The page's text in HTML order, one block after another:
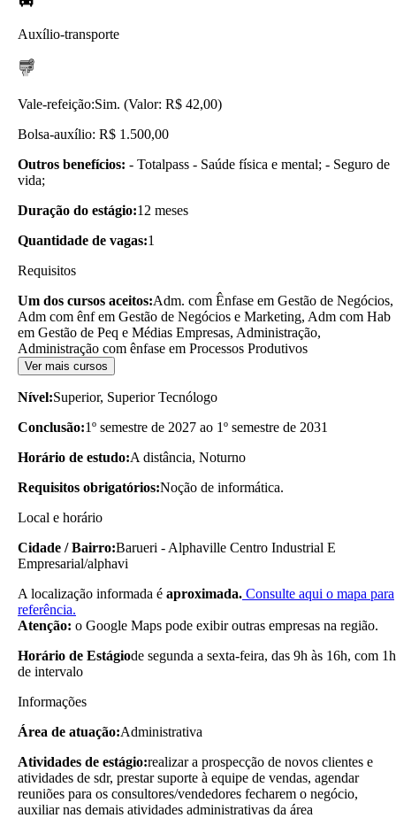
Auxílio-transporte
Vale-refeição:Sim. (Valor: R$ 42,00)
Bolsa-auxílio: R$ 1.500,00
Outros benefícios: - Totalpass - Saúde física e mental; - Seguro de
vida;
Duração do estágio:12 meses
Quantidade de vagas:1
Requisitos
Um dos cursos aceitos:Adm. com Ênfase em Gestão de Negócios,
Adm com ênf em Gestão de Negócios e Marketing, Adm com Hab
em Gestão de Peq e Médias Empresas, Administração,
Administração com ênfase em Processos Produtivos
Ver mais cursos
Nível:Superior, Superior Tecnólogo
Conclusão:1º semestre de 2027 ao 1º semestre de 2031
Horário de estudo:A distância, Noturno
Requisitos obrigatórios:Noção de informática.
Local e horário
Cidade / Bairro:Barueri - Alphaville Centro Industrial E
Empresarial/alphavi
A localização informada é aproximada. Consulte aqui o mapa para
referência.
Atenção: o Google Maps pode exibir outras empresas na região.
Horário de Estágiode segunda a sexta-feira, das 9h às 16h, com 1h
de intervalo
Informações
Área de atuação:Administrativa
Atividades de estágio:realizar a prospecção de novos clientes e
atividades de sdr, prestar suporte à equipe de vendas, agendar
reuniões para os consultores/vendedores fecharem o negócio,
auxiliar nas demais atividades administrativas da área